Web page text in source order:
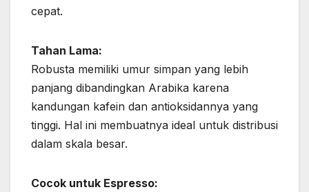
cepat.
Tahan Lama:
Robusta memiliki umur simpan yang lebih
panjang dibandingkan Arabika karena
kandungan kafein dan antioksidannya yang
tinggi. Hal ini membuatnya ideal untuk distribusi
dalam skala besar.
Cocok untuk Espresso: